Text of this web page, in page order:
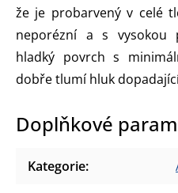
že je probarvený v celé
neporézní a s vysokou
hladký povrch s
dobře tlumí hluk
Doplňkové
Kategorie: